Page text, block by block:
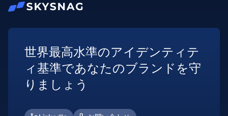
世界最高水準のアイデンティテ
ィ基準であなたのブランドを守
りましょう